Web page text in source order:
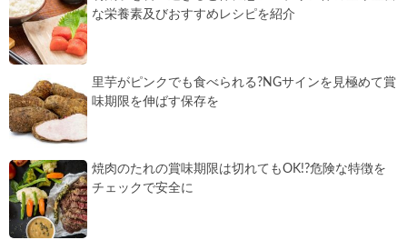
な栄養素及びおすすめレシピを紹介
里芋がピンクでも食べられる?NGサインを見極めて賞
味期限を伸ばす保存を
焼肉のたれの賞味期限は切れてもOK!?危険な特徴を
チェックで安全に